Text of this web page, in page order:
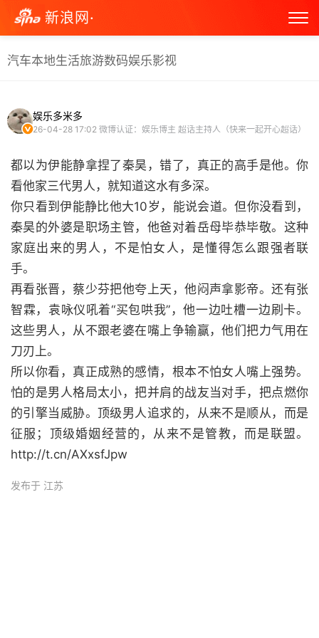
新浪网·
汽车本地生活旅游数码娱乐影视
娱乐多米多
26-04-28 17:02 微博认证：娱乐博主 超话主持人（快来一起开心超话）
都以为伊能静拿捏了秦昊，错了，真正的高手是他。你
看他家三代男人，就知道这水有多深。
你只看到伊能静比他大10岁，能说会道。但你没看到，
秦昊的外婆是职场主管，他爸对着岳母毕恭毕敬。这种
家庭出来的男人，不是怕女人，是懂得怎么跟强者联
手。
再看张晋，蔡少芬把他夸上天，他闷声拿影帝。还有张
智霖，袁咏仪吼着“买包哄我”，他一边吐槽一边刷卡。
这些男人，从不跟老婆在嘴上争输赢，他们把力气用在
刀刃上。
所以你看，真正成熟的感情，根本不怕女人嘴上强势。
怕的是男人格局太小，把并肩的战友当对手，把点燃你
的引擎当威胁。顶级男人追求的，从来不是顺从，而是
征服；顶级婚姻经营的，从来不是管教，而是联盟。
http://t.cn/AXxsfJpw
发布于 江苏